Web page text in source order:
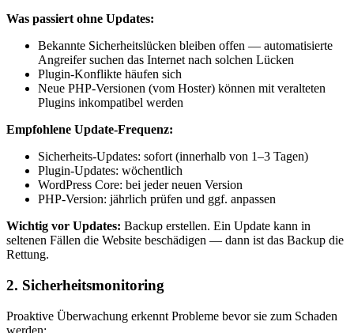
Was passiert ohne Updates:
Bekannte Sicherheitslücken bleiben offen — automatisierte
Angreifer suchen das Internet nach solchen Lücken
Plugin-Konflikte häufen sich
Neue PHP-Versionen (vom Hoster) können mit veralteten
Plugins inkompatibel werden
Empfohlene Update-Frequenz:
Sicherheits-Updates: sofort (innerhalb von 1–3 Tagen)
Plugin-Updates: wöchentlich
WordPress Core: bei jeder neuen Version
PHP-Version: jährlich prüfen und ggf. anpassen
Wichtig vor Updates: Backup erstellen. Ein Update kann in
seltenen Fällen die Website beschädigen — dann ist das Backup die
Rettung.
2. Sicherheitsmonitoring
Proaktive Überwachung erkennt Probleme bevor sie zum Schaden
werden: